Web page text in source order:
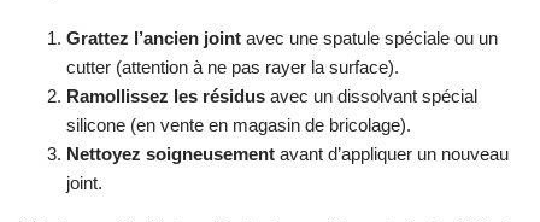
Grattez l’ancien joint avec une spatule spéciale ou un
cutter (attention à ne pas rayer la surface).
Ramollissez les résidus avec un dissolvant spécial
silicone (en vente en magasin de bricolage).
Nettoyez soigneusement avant d’appliquer un nouveau
joint.